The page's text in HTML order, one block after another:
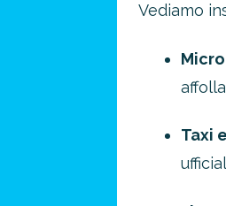
Vediamo
Taxi